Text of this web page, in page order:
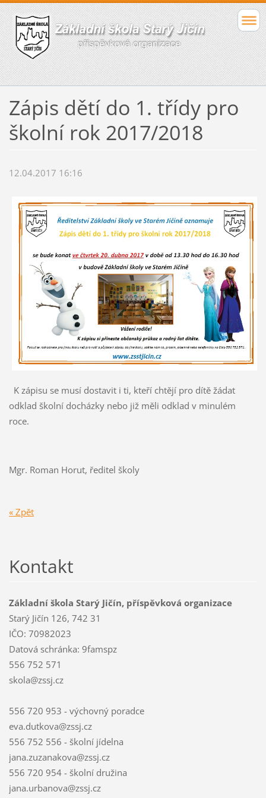
Zápis dětí do 1. třídy pro
školní rok 2017/2018
12.04.2017 16:16
K zápisu se musí dostavit i ti, kteří chtějí pro dítě žádat
odklad školní docházky nebo již měli odklad v minulém
roce.
Mgr. Roman Horut, ředitel školy
« Zpět
Kontakt
Základní škola Starý Jičín, příspěvková organizace
Starý Jičín 126, 742 31
IČO: 70982023
Datová schránka: 9famspz
556 752 571
skola@zssj.cz
556 720 953 - výchovný poradce
eva.dutkova@zssj.cz
556 752 556 - školní jídelna
jana.zuzanakova@zssj.cz
556 720 954 - školní družina
jana.urbanova@zssj.cz